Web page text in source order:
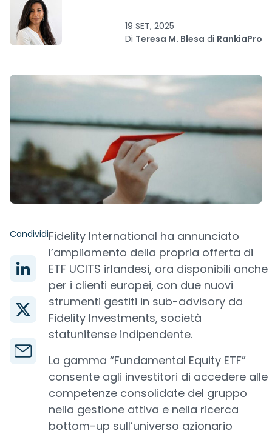
19 SET, 2025
Di Teresa M. Blesa di RankiaPro
CondividiFidelity International ha annunciato
l’ampliamento della propria offerta di
ETF UCITS irlandesi, ora disponibili anche
per i clienti europei, con due nuovi
strumenti gestiti in sub-advisory da
Fidelity Investments, società
statunitense indipendente.
La gamma “Fundamental Equity ETF”
consente agli investitori di accedere alle
competenze consolidate del gruppo
nella gestione attiva e nella ricerca
bottom-up sull’universo azionario